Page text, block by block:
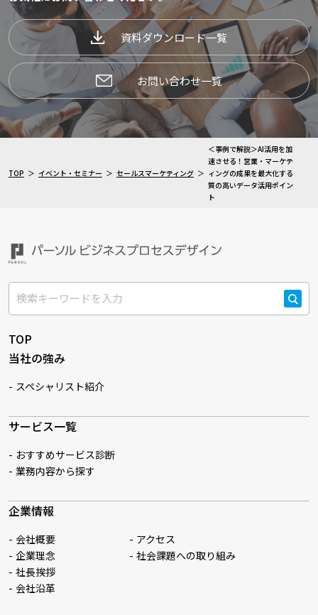
資料ダウンロード一覧
お問い合わせ一覧
TOP イベント・セミナー セールスマーケティング
＜事例で解説＞AI活用を加
速させる！営業・マーケテ
ィングの成果を最大化する
質の高いデータ活用ポイン
ト
検索
TOP
当社の強み
スペシャリスト紹介
サービス一覧
おすすめサービス診断
業務内容から探す
企業情報
会社概要
企業理念
社長挨拶
会社沿革
アクセス
社会課題への取り組み